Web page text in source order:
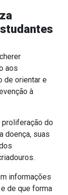
aos
de orientar e
à
proliferação do
doença, suas
informações
de que forma